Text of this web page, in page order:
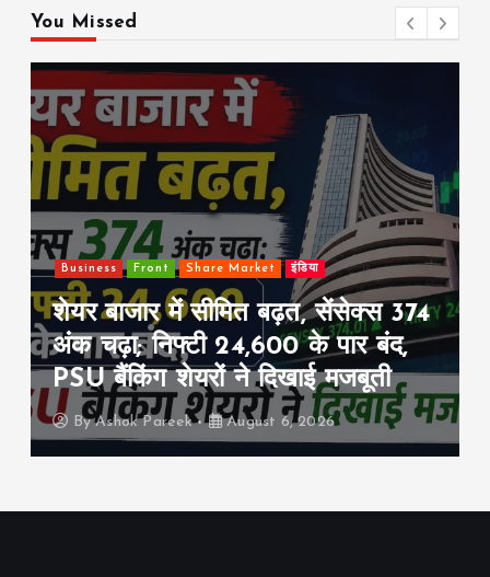
You Missed
Business Front Share Market इंडिया
शेयर बाजार में सीमित बढ़त, सेंसेक्स 374
अंक चढ़ा; निफ्टी 24,600 के पार बंद,
PSU बैंकिंग शेयरों ने दिखाई मजबूती
ByAshok Pareek August 6, 2026